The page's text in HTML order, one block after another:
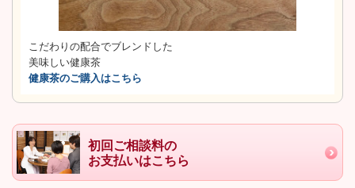
こだわりの配合でブレンドした
美味しい健康茶
健康茶のご購入はこちら
初回ご相談料の
お支払いはこちら